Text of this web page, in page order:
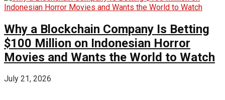
Why a Blockchain Company Is Betting
$100 Million on Indonesian Horror
Movies and Wants the World to Watch
July 21, 2026